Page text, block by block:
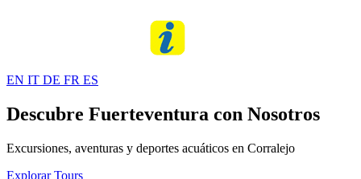
EN IT DE FR ES
Descubre Fuerteventura con Nosotros
Excursiones, aventuras y deportes acuáticos en Corralejo
Explorar Tours